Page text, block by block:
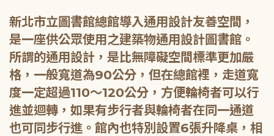
新北市立圖書館總館導入通用設計友善空間，
是一座供公眾使用之建築物通用設計圖書館。
所謂的通用設計，是比無障礙空間標準更加嚴
格，一般寬道為90公分，但在總館裡，走道寬
度一定超過110～120公分，方便輪椅者可以行
進並迴轉，如果有步行者與輪椅者在同一通道
也可同步行進。館內也特別設置6張升降桌，相